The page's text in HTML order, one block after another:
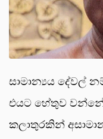
සාමාන්‍යය දේවල්
එයට හේතුව
කලාතුරකින්